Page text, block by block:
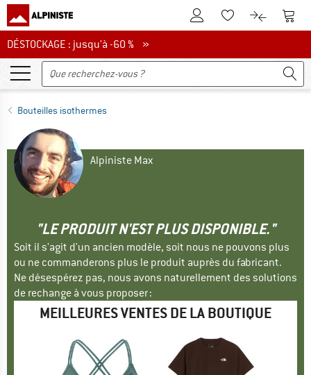
Vers le compte client
Vers la liste
Vers le
DÉSTOCKAGE : jusqu'à -60 %
DÉSTOCKAGE : jusqu'à -60 % »
Bouteilles isothermes
Alpiniste Max
"LE PRODUIT N'EST PLUS DISPONIBLE."
Soit il s'agit d'un ancien modèle, soit nous ne pouvons plus
ou ne commanderons plus le produit auprès du fabricant.
Ne désespérez pas, nous avons naturellement des solutions
de rechange à vous proposer :
MEILLEURES VENTES DE LA BOUTIQUE